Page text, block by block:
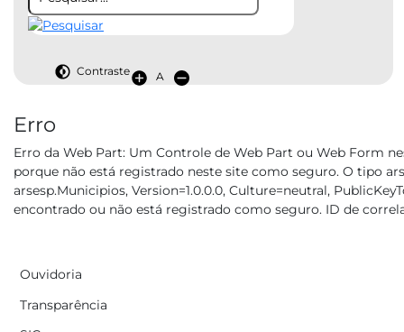
Contraste A
Erro
Erro da Web Part: Um Controle de Web Part ou Web Form
porque não está registrado neste site como seguro. O tipo
arsesp.Municipios, Version=1.0.0.0, Culture=neutral,
encontrado ou não está registrado como seguro. ID de
Ouvidoria
Transparência